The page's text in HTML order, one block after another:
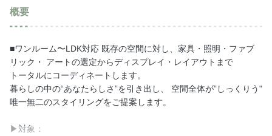
概要
■ワンルーム〜LDK対応 既存の空間に対し、家具・照明・ファブ
リック・ アートの選定からディスプレイ・レイアウトまで
トータルにコーディネートします。
暮らしの中の“あなたらしさ”を引き出し、 空間全体が”しっくりう"
唯一無二のスタイリングをご提案します。
▶対象：